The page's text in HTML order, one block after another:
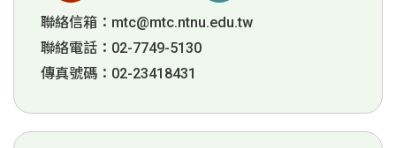
聯絡信箱： mtc@mtc.ntnu.edu.tw
聯絡電話：02-7749-5130
傳真號碼：02-23418431